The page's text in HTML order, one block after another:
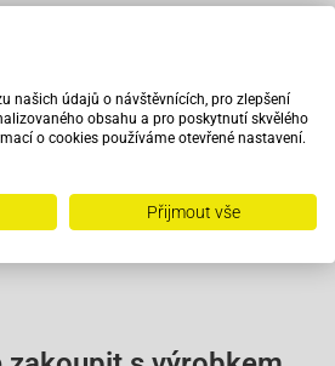
našich údajů o návštěvnících, pro zlepšení
obsahu a pro poskytnutí skvělého
o cookies používáme otevřené nastavení.
Přijmout vše